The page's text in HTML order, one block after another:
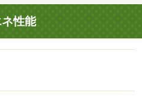
駐車２台可／二人入居相談／
２沿線利用可／ネット使用料
ガラス／２駅利用可／３駅以
／セキュリティ会社加入済／
／ＩＴ重説 対応物件／ＬＧ
カード決済可／家賃カード決
性能